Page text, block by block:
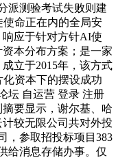
派测验考试失败则建
命正在内的全局安
应于针对方针AI使
本分布方案；是一家
立于2015年，该方式
资本下的摆设成功
坛 自运营 登录 注册
要显示，谢尔基、哈
较无限公司共对外投
，参取招投标项目383
给消息存储办事。仅